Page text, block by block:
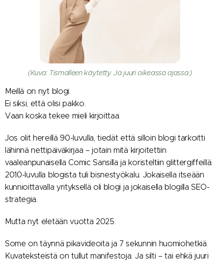
(Kuva: Tismalleen käytetty. Ja juuri oikeassa ajassa.)
Meillä on nyt blogi.
Ei siksi, että olisi pakko.
Vaan koska tekee mieli kirjoittaa. ​🪇
Jos olit hereillä 90-luvulla, tiedät että silloin blogi tarkoitti
lähinnä nettipäiväkirjaa – jotain mitä kirjoitettiin
vaaleanpunaisella Comic Sansilla ja koristeltiin glittergiffeillä.
2010-luvulla blogista tuli bisnestyökalu. Jokaisella itseään
kunnioittavalla yrityksellä oli blogi ja jokaisella blogilla SEO-
strategia.
Mutta nyt eletään vuotta 2025.
Some on täynnä pikavideoita ja 7 sekunnin huomiohetkiä.
Kuvateksteistä on tullut manifestoja. Ja silti – tai ehkä juuri